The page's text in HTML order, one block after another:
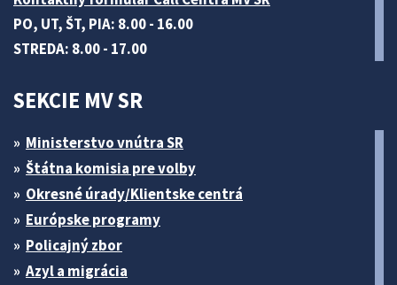
PO, UT, ŠT, PIA: 8.00 - 16.00
STREDA: 8.00 - 17.00
SEKCIE MV SR
Ministerstvo vnútra SR
Štátna komisia pre volby
Okresné úrady/Klientske centrá
Európske programy
Policajný zbor
Azyl a migrácia